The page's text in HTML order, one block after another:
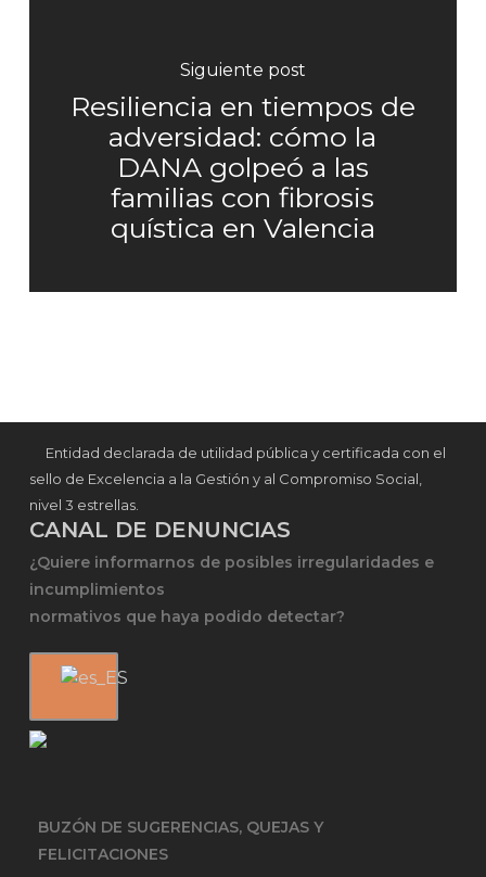
Siguiente post
Resiliencia en tiempos de
adversidad: cómo la
DANA golpeó a las
familias con fibrosis
quística en Valencia
Entidad declarada de utilidad pública y certificada con el
sello de Excelencia a la Gestión y al Compromiso Social,
nivel 3 estrellas.
CANAL DE DENUNCIAS
¿Quiere informarnos de posibles irregularidades e
incumplimientos
normativos que haya podido detectar?
BUZÓN DE SUGERENCIAS, QUEJAS Y
FELICITACIONES